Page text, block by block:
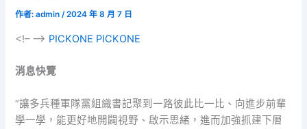
作者:admin/2024 年 8 月 7 日
<!– –> PICKONE PICKONE
消息快覽
“讓多兵種軍隊黨組織書記聚到一路彼此比一比、向進步前輩
學一學，能更好地開闢視野、啟示思緒，進而加強抓建下層